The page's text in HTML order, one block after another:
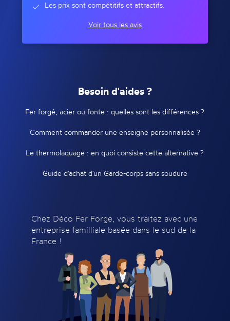
Les prix sont compétitifs et attractifs.
Voir tous les avis
Besoin d'aides ?
Fer forgé, acier ou fonte : quelles sont les différences ?
Comment commander une enseigne personnalisée ?
Le thermolaquage : en quoi consiste cette alternative ?
Guide d'achat d'un Garde-corps sans soudure
Chez Déco Fer Forge, vous traitez avec une
entreprise familliale basée dans le sud de la
France !